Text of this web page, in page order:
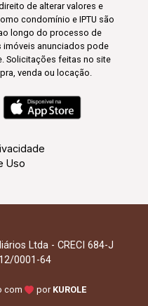
de alterar valores e
condomínio e IPTU são
longo do processo de
anunciados pode
Solicitações feitas no site
venda ou locação.
Uso
Ltda - CRECI 684-J
0001-64
com por KUROLE